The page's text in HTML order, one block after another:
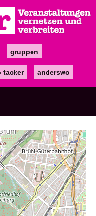
gruppen
tacker anderswo